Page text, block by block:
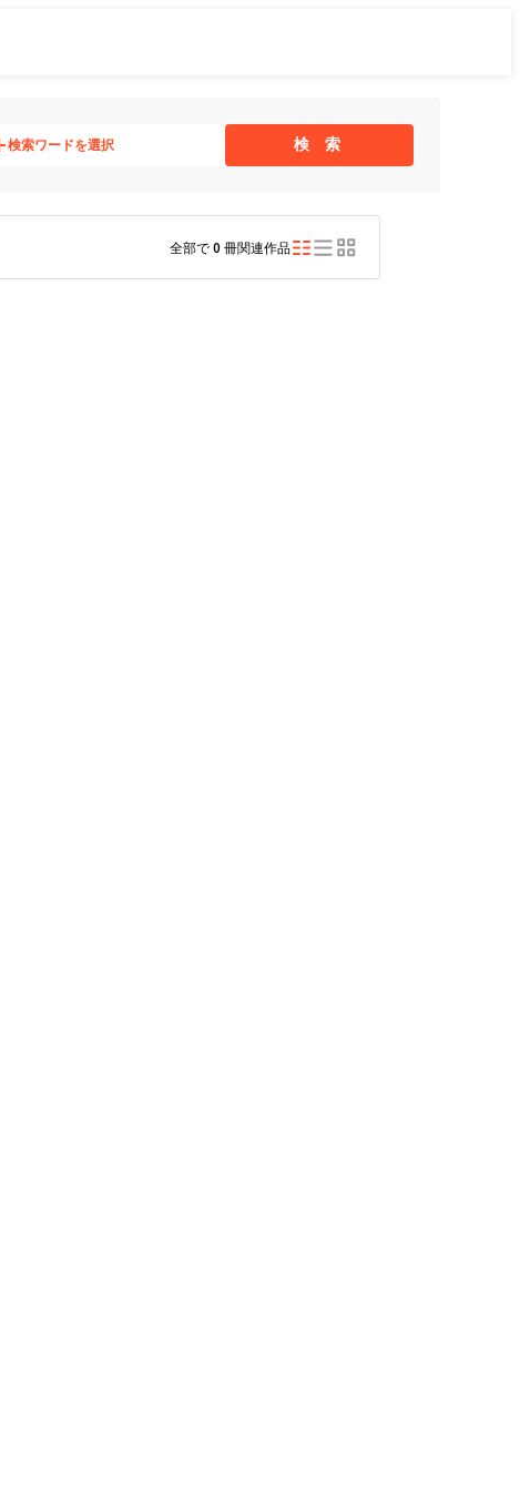
検索ワードを選択 検 索
全部で0 冊関連作品